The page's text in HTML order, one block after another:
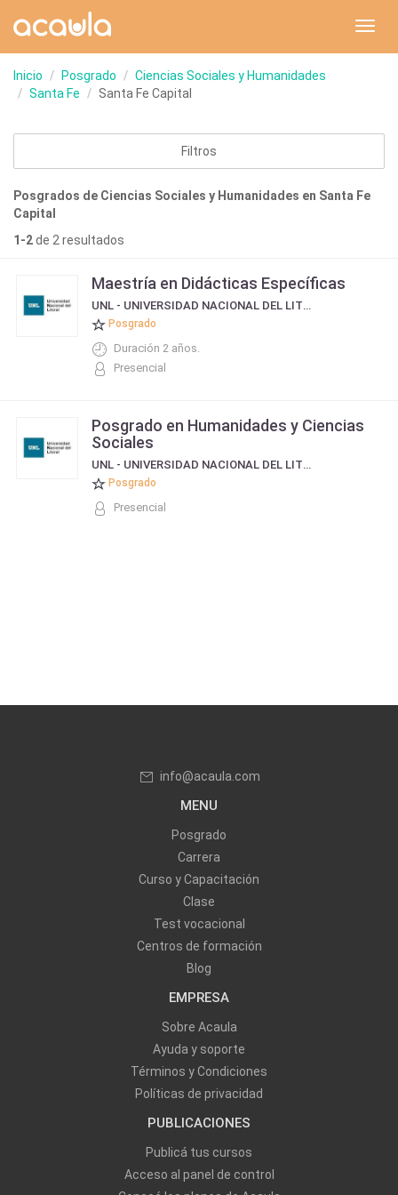
Inicio Posgrado
Ciencias Sociales y Humanidades
Santa Fe
Santa Fe Capital
Filtros
Posgrados de Ciencias Sociales y Humanidades en Santa Fe
Capital
1-2de 2 resultados
Maestría en Didácticas Específicas
UNL - UNIVERSIDAD NACIONAL DEL LITORAL
Posgrado
Duración 2 años.
Presencial
Posgrado en Humanidades y Ciencias
Sociales
UNL - UNIVERSIDAD NACIONAL DEL LITORAL
Posgrado
Presencial
info@acaula.com
MENU
Posgrado
Carrera
Curso y Capacitación
Clase
Test vocacional
Centros de formación
Blog
EMPRESA
Sobre Acaula
Ayuda y soporte
Términos y Condiciones
Políticas de privacidad
PUBLICACIONES
Publicá tus cursos
Acceso al panel de control